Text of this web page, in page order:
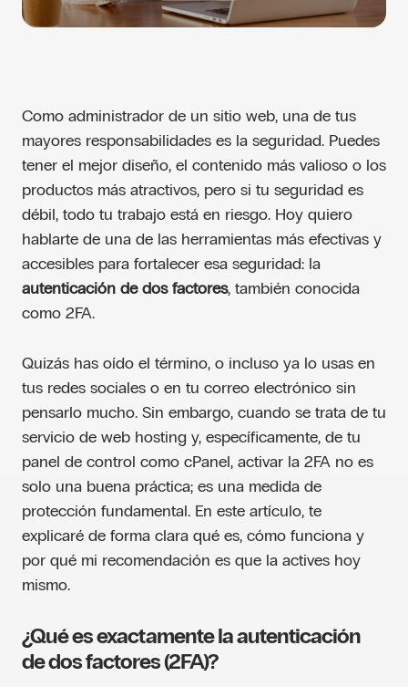
Como administrador de un sitio web, una de tus
mayores responsabilidades es la seguridad. Puedes
tener el mejor diseño, el contenido más valioso o los
productos más atractivos, pero si tu seguridad es
débil, todo tu trabajo está en riesgo. Hoy quiero
hablarte de una de las herramientas más efectivas y
accesibles para fortalecer esa seguridad: la
autenticación de dos factores, también conocida
como 2FA.
Quizás has oído el término, o incluso ya lo usas en
tus redes sociales o en tu correo electrónico sin
pensarlo mucho. Sin embargo, cuando se trata de tu
servicio de web hosting y, específicamente, de tu
panel de control como cPanel, activar la 2FA no es
solo una buena práctica; es una medida de
protección fundamental. En este artículo, te
explicaré de forma clara qué es, cómo funciona y
por qué mi recomendación es que la actives hoy
mismo.
¿Qué es exactamente la autenticación
de dos factores (2FA)?